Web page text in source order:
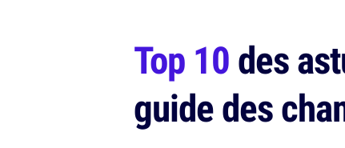
Top 10des
guide des